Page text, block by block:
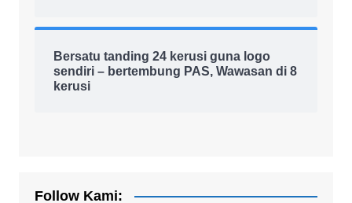
Bersatu tanding 24 kerusi guna logo
sendiri – bertembung PAS, Wawasan di 8
kerusi
Follow Kami: